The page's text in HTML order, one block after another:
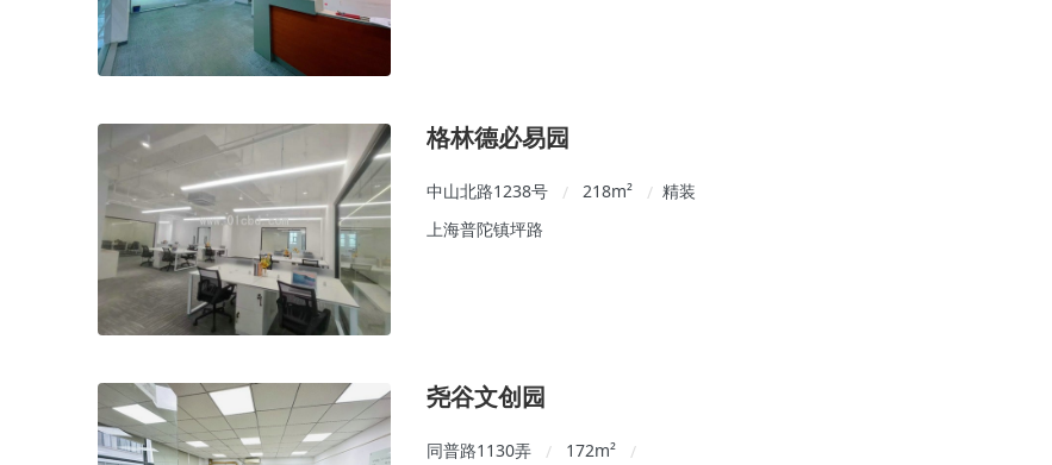
格林德必易园
中山北路1238号 / 218m² / 精装
上海普陀镇坪路
尧谷文创园
同普路1130弄 / 172m²
/